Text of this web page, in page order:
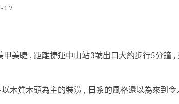
17
美睫 , 距離捷運中山站3號出口大約步行5分鐘 ,
木質木頭為主的裝潢 , 日系的風格還以為來到